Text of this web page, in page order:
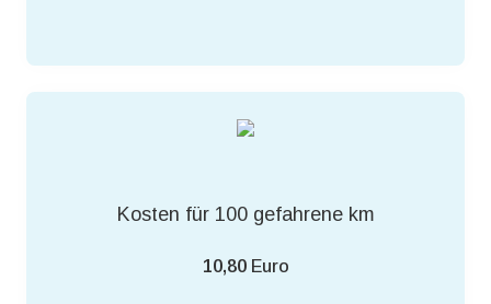
Kosten für 100 gefahrene km
10,80Euro